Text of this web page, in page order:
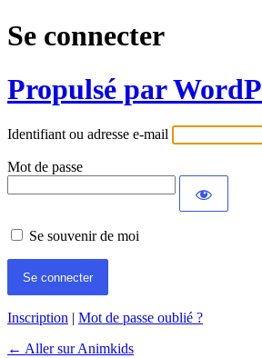
Se connecter
Propulsé par
Identifiant ou adresse e-mail
Mot de passe
Se souvenir de moi
Inscription | Mot de passe oublié ?
← Aller sur Animkids